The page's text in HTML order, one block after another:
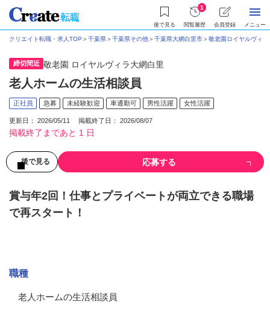
後で見る
1
閲覧履歴 会員登録 メニュー
クリエイト転職・求人TOP ＞千葉県＞千葉県その他＞千葉県大網白里市＞敬老園ロイヤルヴィ
締切間近 敬老園 ロイヤルヴィラ大網白里
老人ホームの生活相談員
正社員 急募 未経験歓迎 車通勤可 男性活躍 女性活躍
更新日： 2026/05/11 掲載終了日： 2026/08/07
掲載終了まであと 1 日
後で見る 応募する
賞与年2回！仕事とプライベートが両立できる職場
で再スタート！
職種
老人ホームの生活相談員